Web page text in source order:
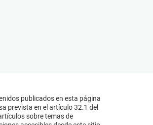
publicados en esta página
prevista en el artículo 32.1 del
sobre temas de